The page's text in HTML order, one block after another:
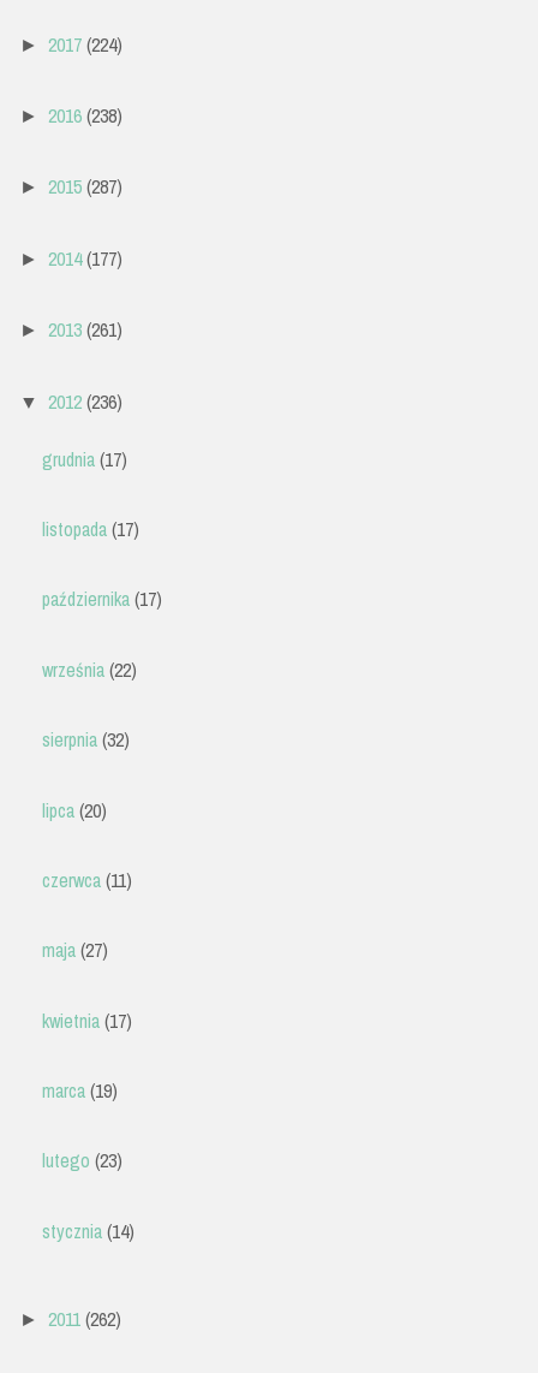
► 2017(224)
► 2016(238)
► 2015(287)
► 2014(177)
► 2013(261)
▼ 2012(236)
grudnia(17)
listopada(17)
października(17)
września(22)
sierpnia(32)
lipca(20)
czerwca(11)
maja(27)
kwietnia(17)
marca(19)
lutego (23)
stycznia(14)
► 2011(262)